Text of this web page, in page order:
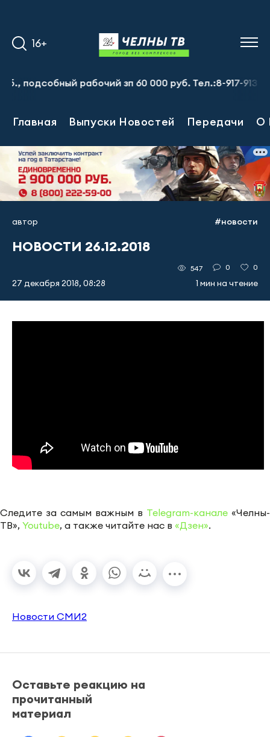
16+
рабочий зп 60 000 руб. Тел.:8-917-913-20-71
Главная Выпуски Новостей Передачи О
автор #новости
НОВОСТИ 26.12.2018
27 декабря 2018, 08:28
547 0 0
1 мин на чтение
Следите за самым важным в Telegram-канале «Челны-
ТВ», Youtube, а также читайте нас в «Дзен».
Новости СМИ2
Оставьте реакцию на
прочитанный
материал